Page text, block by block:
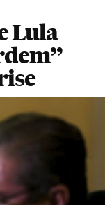
Lula